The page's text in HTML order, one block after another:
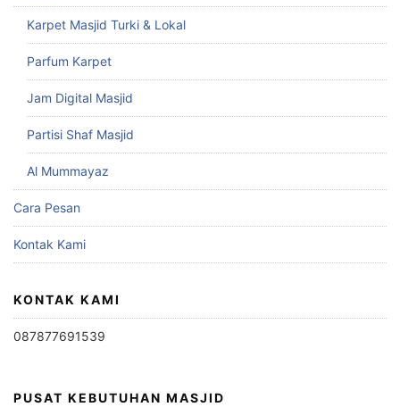
Karpet Masjid Turki & Lokal
Parfum Karpet
Jam Digital Masjid
Partisi Shaf Masjid
Al Mummayaz
Cara Pesan
Kontak Kami
KONTAK KAMI
087877691539
PUSAT KEBUTUHAN MASJID